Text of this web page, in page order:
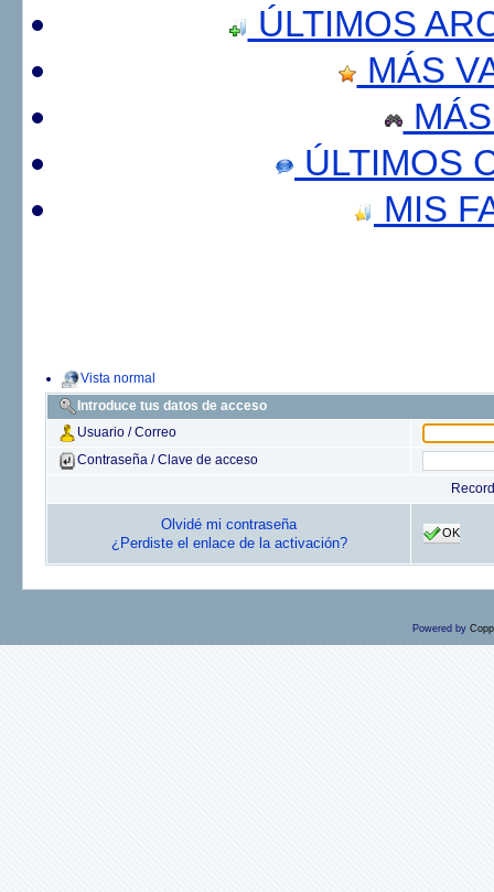
ÚLTIMOS
MÁS
ÚLTIMOS
MIS
Vista normal
Introduce tus datos de acceso
Usuario / Correo
Contraseña / Clave de acceso
Olvidé mi contraseña
¿Perdiste el enlace de la activación?
OK
Powered by